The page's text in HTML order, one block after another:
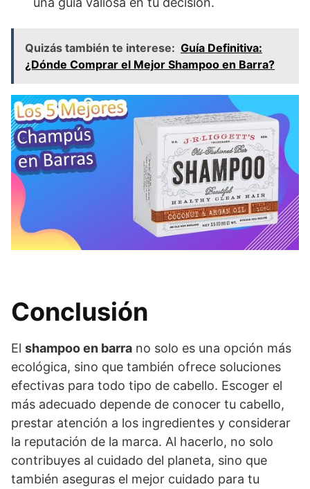
Quizás también te interese: Guía Definitiva:
¿Dónde Comprar el Mejor Shampoo en Barra?
Conclusión
El shampoo en barra no solo es una opción más
ecológica, sino que también ofrece soluciones
efectivas para todo tipo de cabello. Escoger el
más adecuado depende de conocer tu cabello,
prestar atención a los ingredientes y considerar
la reputación de la marca. Al hacerlo, no solo
contribuyes al cuidado del planeta, sino que
también aseguras el mejor cuidado para tu